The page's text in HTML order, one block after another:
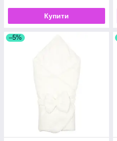
Купити
–5%